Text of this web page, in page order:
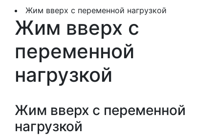
Жим вверх с переменной нагрузкой
Жим вверх с
переменной
нагрузкой
Жим вверх с переменной
нагрузкой